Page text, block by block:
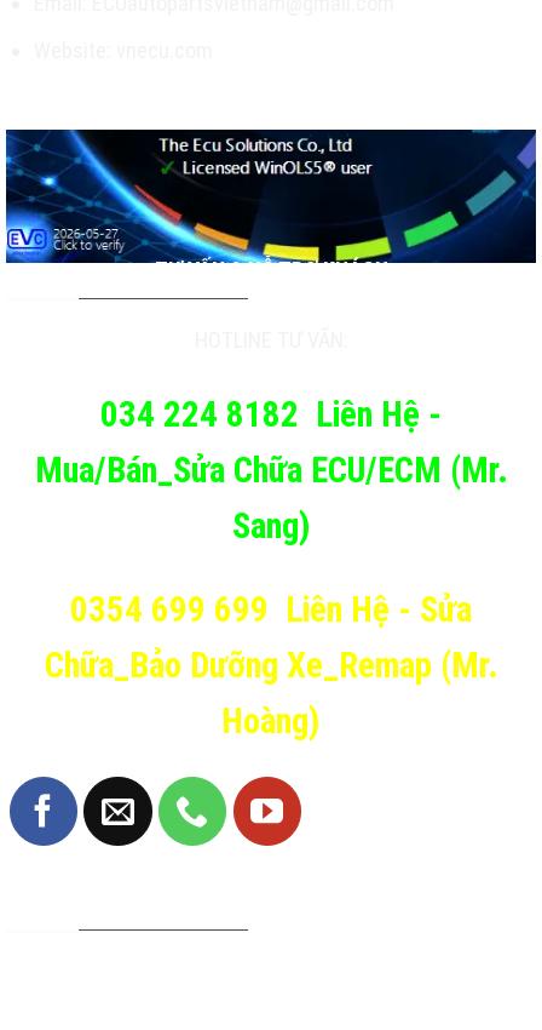
TƯ VẤN & HỖ TRỢ KHÁCH
034 224 8182 Liên Hệ -
Mua/Bán_Sửa Chữa ECU/ECM (Mr.
Sang)
0354 699 699 Liên Hệ - Sửa
Chữa_Bảo Dưỡng Xe_Remap (Mr.
Hoàng)